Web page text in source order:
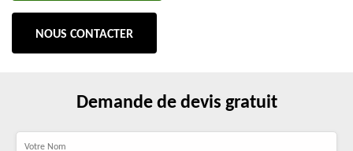
NOUS CONTACTER
Demande de devis gratuit